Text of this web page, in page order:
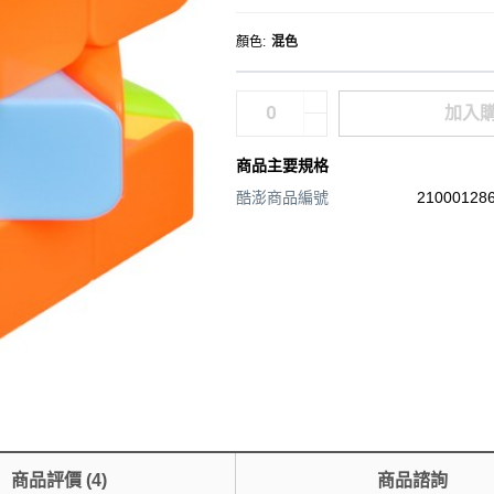
顏色: 混色
加入
商品主要規格
酷澎商品編號
商品評價(4) 商品諮詢